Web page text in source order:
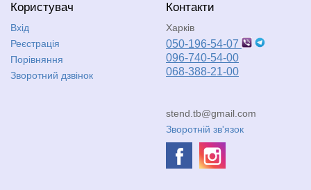
Користувач
Вхід
Реєстрація
Порівняння
Зворотний дзвінок
Контакти
Харків
050-196-54-07
096-740-54-00
068-388-21-00
stend.tb@gmail.com
Зворотній зв'язок